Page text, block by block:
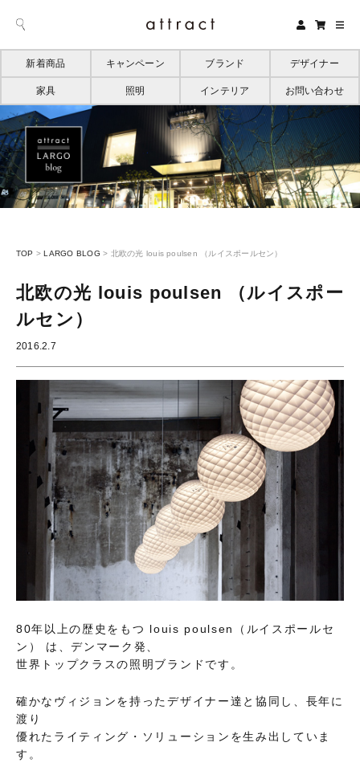
新着商品 キャンペーン ブランド デザイナー
家具 照明 インテリア お問い合わせ
TOP > LARGO BLOG > 北欧の光 louis poulsen （ルイスポールセン）
北欧の光 louis poulsen （ルイスポー
ルセン）
2016.2.7
80年以上の歴史をもつ louis poulsen（ルイスポールセ
ン） は、デンマーク発、
世界トップクラスの照明ブランドです。
確かなヴィジョンを持ったデザイナー達と協同し、長年に
渡り
優れたライティング・ソリューションを生み出していま
す。